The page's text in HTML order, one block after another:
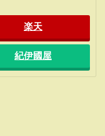
楽天
紀伊國屋